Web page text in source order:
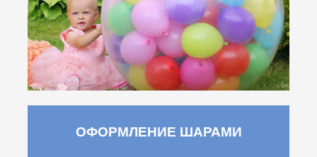
ОФОРМЛЕНИЕ ШАРАМИ